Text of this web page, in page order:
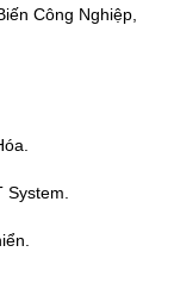
Công Nghiệp,